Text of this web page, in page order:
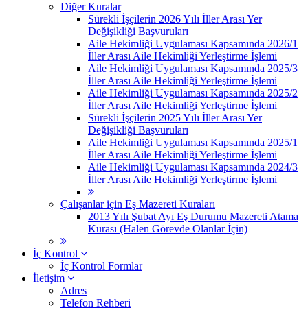
Diğer Kuralar
Sürekli İşçilerin 2026 Yılı İller Arası Yer
Değişikliği Başvuruları
Aile Hekimliği Uygulaması Kapsamında 2026/1
İller Arası Aile Hekimliği Yerleştirme İşlemi
Aile Hekimliği Uygulaması Kapsamında 2025/3
İller Arası Aile Hekimliği Yerleştirme İşlemi
Aile Hekimliği Uygulaması Kapsamında 2025/2
İller Arası Aile Hekimliği Yerleştirme İşlemi
Sürekli İşçilerin 2025 Yılı İller Arası Yer
Değişikliği Başvuruları
Aile Hekimliği Uygulaması Kapsamında 2025/1
İller Arası Aile Hekimliği Yerleştirme İşlemi
Aile Hekimliği Uygulaması Kapsamında 2024/3
İller Arası Aile Hekimliği Yerleştirme İşlemi
Çalışanlar için Eş Mazereti Kuraları
2013 Yılı Şubat Ayı Eş Durumu Mazereti Atama
Kurası (Halen Görevde Olanlar İçin)
İç Kontrol
İç Kontrol Formlar
İletişim
Adres
Telefon Rehberi